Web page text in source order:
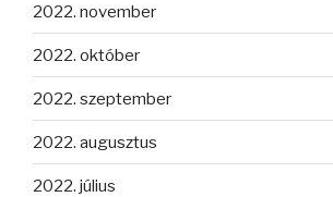
2022. november
2022. október
2022. szeptember
2022. augusztus
2022. július